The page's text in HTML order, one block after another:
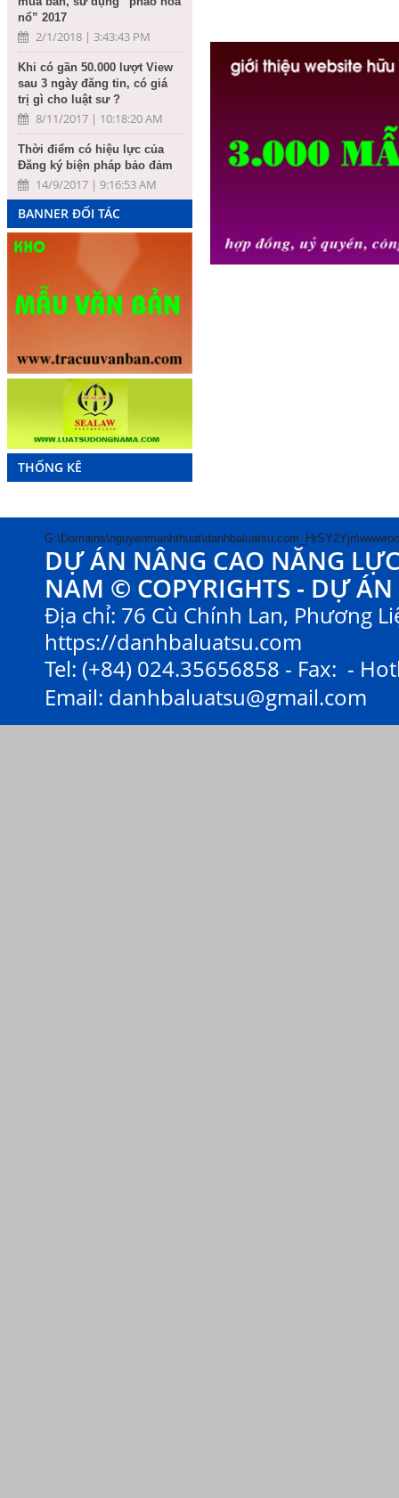
nổ” 2017
2/1/2018 | 3:43:43 PM
Khi có gần 50.000 lượt View
sau 3 ngày đăng tin, có giá
trị gì cho luật sư ?
8/11/2017 | 10:18:20 AM
Thời điểm có hiệu lực của
Đăng ký biện pháp bảo đảm
14/9/2017 | 9:16:53 AM
BANNER ĐỐI TÁC
THỐNG KÊ
DỰ ÁN NÂNG CAO NĂNG
NAM © COPYRIGHTS - DỰ
Địa chỉ: 76 Cù Chính Lan, Phương
https://danhbaluatsu.com
Tel: (+84) 024.35656858 - Fax: -
Email: danhbaluatsu@gmail.com